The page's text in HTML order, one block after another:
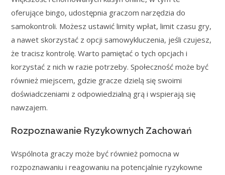
oferujące bingo, udostępnia graczom narzędzia do
samokontroli. Możesz ustawić limity wpłat, limit czasu gry,
a nawet skorzystać z opcji samowykluczenia, jeśli czujesz,
że tracisz kontrolę. Warto pamiętać o tych opcjach i
korzystać z nich w razie potrzeby. Społeczność może być
również miejscem, gdzie gracze dzielą się swoimi
doświadczeniami z odpowiedzialną grą i wspierają się
nawzajem.
Rozpoznawanie Ryzykownych Zachowań
Wspólnota graczy może być również pomocna w
rozpoznawaniu i reagowaniu na potencjalnie ryzykowne